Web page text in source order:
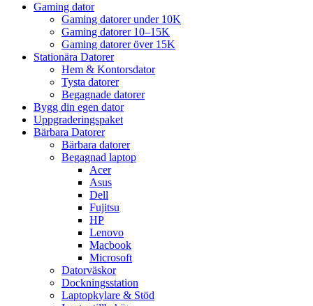
Gaming dator
Gaming datorer under 10K
Gaming datorer 10–15K
Gaming datorer över 15K
Stationära Datorer
Hem & Kontorsdator
Tysta datorer
Begagnade datorer
Bygg din egen dator
Uppgraderingspaket
Bärbara Datorer
Bärbara datorer
Begagnad laptop
Acer
Asus
Dell
Fujitsu
HP
Lenovo
Macbook
Microsoft
Datorväskor
Dockningsstation
Laptopkylare & Stöd